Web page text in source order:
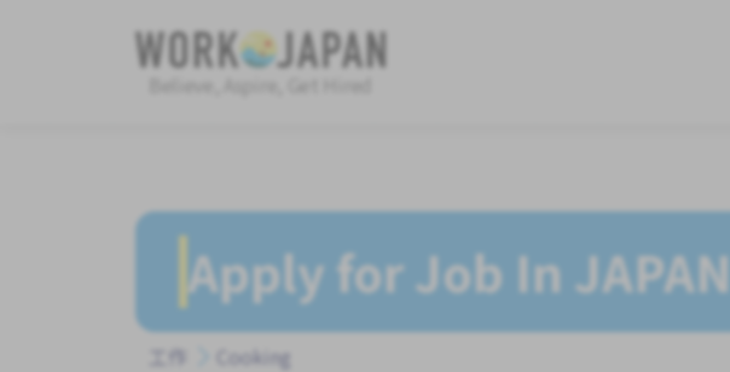
Believe, Aspire, Get Hired
Apply for Job In JAPAN
工作 Cooking